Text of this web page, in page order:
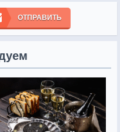
ОТПРАВИТЬ